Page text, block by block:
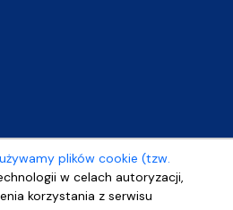
używamy plików cookie (tzw.
w celach autoryzacji,
korzystania z serwisu